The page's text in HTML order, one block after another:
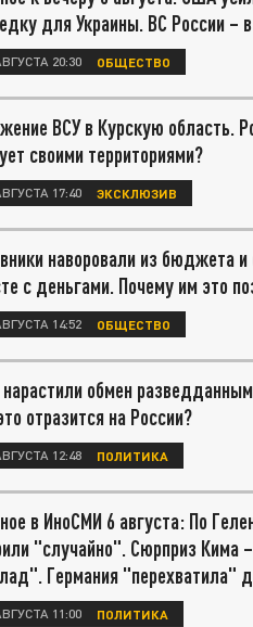
для Украины. ВС России –
20:30 ОБЩЕСТВО
ВСУ в Курскую область.
своими территориями?
17:40 ЭКСКЛЮЗИВ
наворовали из бюджета
с деньгами. Почему им это
14:52 ОБЩЕСТВО
обмен
отразится на России?
12:48 ПОЛИТИКА
в ИноСМИ 6 августа: По
"случайно". Сюрприз Кима
Германия "перехватила"
11:00 ПОЛИТИКА